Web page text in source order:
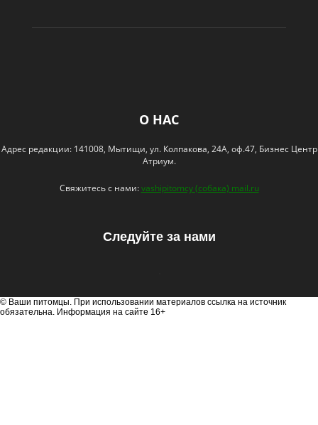
О НАС
Адрес редакции: 141008, Мытищи, ул. Колпакова, 24А, оф.47, Бизнес Центр
Атриум.
Свяжитесь с нами:vashipitomcy (собака) mail.ru
Следуйте за нами
© Ваши питомцы. При использовании материалов ссылка на источник
обязательна. Информация на сайте 16+